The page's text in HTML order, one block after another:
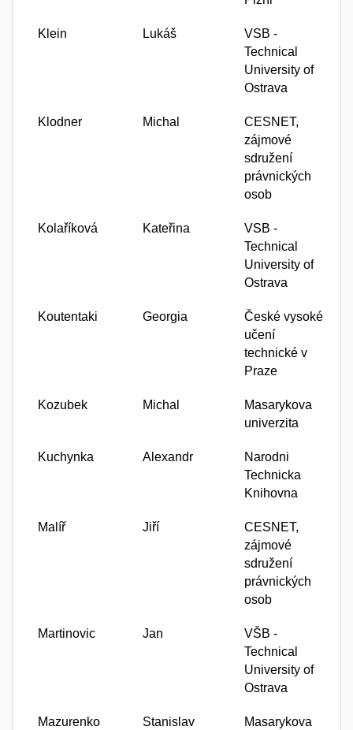
Klein Lukáš
VSB -
Technical
University of
Ostrava
Klodner Michal
CESNET,
zájmové
sdružení
právnických
osob
Kolaříková Kateřina
VSB -
Technical
University of
Ostrava
Koutentaki Georgia
České vysoké
učení
technické v
Praze
Kozubek Michal
Masarykova
univerzita
Kuchynka Alexandr
Narodni
Technicka
Knihovna
Malíř Jiří
CESNET,
zájmové
sdružení
právnických
osob
Martinovic Jan
VŠB -
Technical
University of
Ostrava
Mazurenko Stanislav
Masarykova